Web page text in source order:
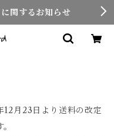
関するお知らせ
月23日より送料の改定